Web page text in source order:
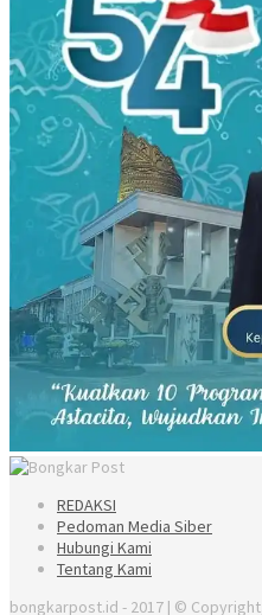
REDAKSI
Pedoman Media Siber
Hubungi Kami
Tentang Kami
bongkarpost.id - 2017 | ©